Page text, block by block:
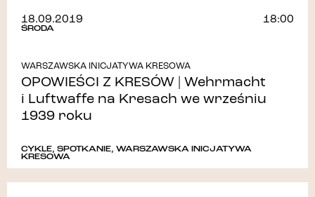
18.09.2019
ŚRODA
18:00
WARSZAWSKA INICJATYWA KRESOWA
OPOWIEŚCI Z KRESÓW | Wehrmacht
i Luftwaffe na Kresach we wrześniu
1939 roku
CYKLE, SPOTKANIE, WARSZAWSKA INICJATYWA
KRESOWA